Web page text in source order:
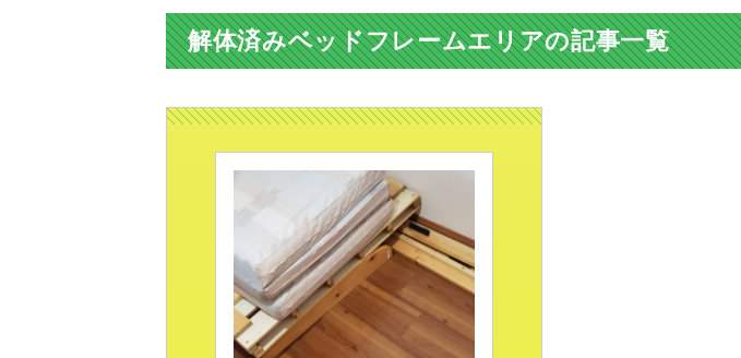
解体済みベッドフレームエリアの記事一覧